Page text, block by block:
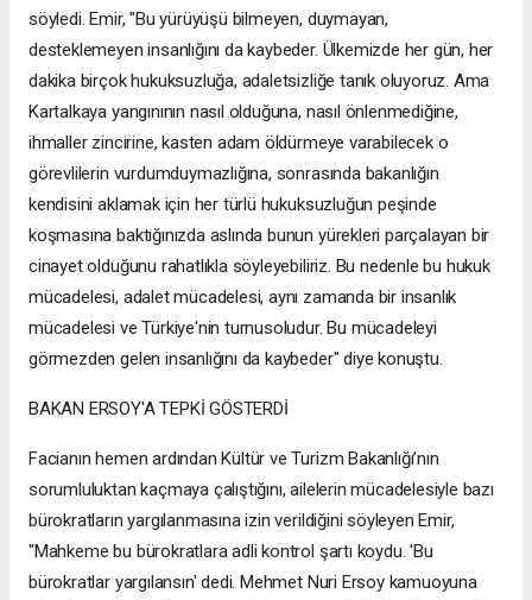
söyledi. Emir, "Bu yürüyüşü bilmeyen, duymayan,
desteklemeyen insanlığını da kaybeder. Ülkemizde her gün, her
dakika birçok hukuksuzluğa, adaletsizliğe tanık oluyoruz. Ama
Kartalkaya yangınının nasıl olduğuna, nasıl önlenmediğine,
ihmaller zincirine, kasten adam öldürmeye varabilecek o
görevlilerin vurdumduymazlığına, sonrasında bakanlığın
kendisini aklamak için her türlü hukuksuzluğun peşinde
koşmasına baktığınızda aslında bunun yürekleri parçalayan bir
cinayet olduğunu rahatlıkla söyleyebiliriz. Bu nedenle bu hukuk
mücadelesi, adalet mücadelesi, aynı zamanda bir insanlık
mücadelesi ve Türkiye'nin turnusoludur. Bu mücadeleyi
görmezden gelen insanlığını da kaybeder" diye konuştu.
BAKAN ERSOY'A TEPKİ GÖSTERDİ
Facianın hemen ardından Kültür ve Turizm Bakanlığı’nın
sorumluluktan kaçmaya çalıştığını, ailelerin mücadelesiyle bazı
bürokratların yargılanmasına izin verildiğini söyleyen Emir,
"Mahkeme bu bürokratlara adli kontrol şartı koydu. 'Bu
bürokratlar yargılansın' dedi. Mehmet Nuri Ersoy kamuoyuna